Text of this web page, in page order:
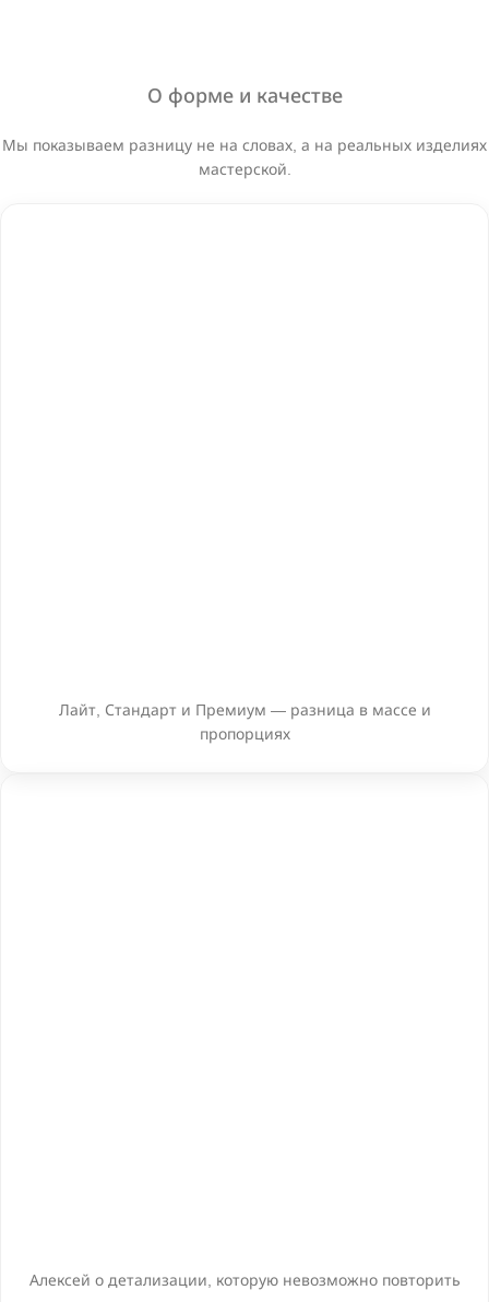
О форме и качестве
Мы показываем разницу не на словах, а на реальных изделиях
мастерской.
Лайт, Стандарт и Премиум — разница в массе и
пропорциях
Алексей о детализации, которую невозможно повторить